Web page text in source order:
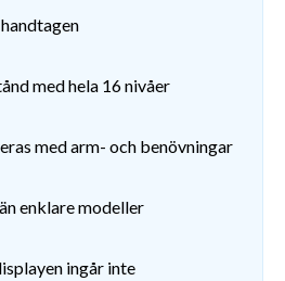
med hela 16 nivåer
med arm- och benövningar
enklare modeller
ingår inte